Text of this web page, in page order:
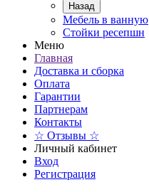
Назад
Мебель в ванную
Стойки ресепшн
Меню
Главная
Доставка и сборка
Оплата
Гарантии
Партнерам
Контакты
☆ Отзывы ☆
Личный кабинет
Вход
Регистрация